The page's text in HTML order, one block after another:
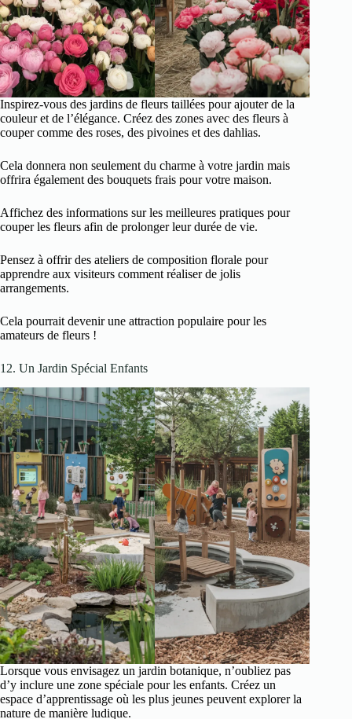
Inspirez-vous des jardins de fleurs taillées pour ajouter de la
couleur et de l’élégance. Créez des zones avec des fleurs à
couper comme des roses, des pivoines et des dahlias.
Cela donnera non seulement du charme à votre jardin mais
offrira également des bouquets frais pour votre maison.
Affichez des informations sur les meilleures pratiques pour
couper les fleurs afin de prolonger leur durée de vie.
Pensez à offrir des ateliers de composition florale pour
apprendre aux visiteurs comment réaliser de jolis
arrangements.
Cela pourrait devenir une attraction populaire pour les
amateurs de fleurs !
12. Un Jardin Spécial Enfants
Lorsque vous envisagez un jardin botanique, n’oubliez pas
d’y inclure une zone spéciale pour les enfants. Créez un
espace d’apprentissage où les plus jeunes peuvent explorer la
nature de manière ludique.